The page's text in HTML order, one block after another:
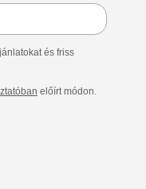
és friss
előírt módon.